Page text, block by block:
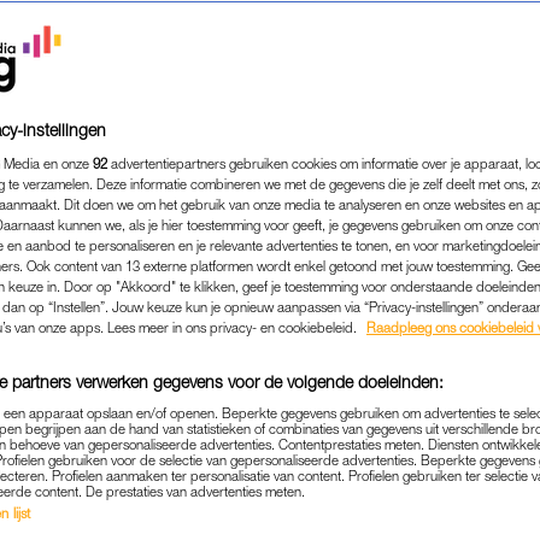
JE MENSELIJKHEID
VROUW ZO
MARTELEN?'
COLUMN|HASSNAE BOUAZZA
16-09-2025 | HASSNAE BOUAZZA
los, een Soedanese vrouw, volgens berichten
aan elkaar gebonden schouders aan een boom,
instellingen
en onze 92 advertentiepartners gebruiken cookies om informatie over je apparaat,
te verzamelen. Deze informatie combineren we met de gegevens die je zelf deelt met ons,
Dit doen we om het gebruik van onze media te analyseren en onze websites en
kunnen we, als je hier toestemming voor geeft, je gegevens gebruiken om onze
en aanbod te personaliseren en je relevante advertenties te tonen, en voor
Ook content van 13 externe platformen wordt enkel getoond met jouw toestemming.
keuze in. Door op "Akkoord" te klikken, geef je toestemming voor onderstaande
op “Instellen”. Jouw keuze kun je opnieuw aanpassen via “Privacy-instellingen”
van onze apps. Lees meer in ons privacy- en cookiebeleid.
Raadpleeg ons cookiebeleid
partners verwerken gegevens voor de volgende doeleinden:
apparaat opslaan en/of openen. Beperkte gegevens gebruiken om advertenties te
begrijpen aan de hand van statistieken of combinaties van gegevens uit verschillende
behoeve van gepersonaliseerde advertenties. Contentprestaties meten. Diensten
gebruiken voor de selectie van gepersonaliseerde advertenties. Beperkte
Profielen aanmaken ter personalisatie van content. Profielen gebruiken ter selectie
content. De prestaties van advertenties meten.
lijst